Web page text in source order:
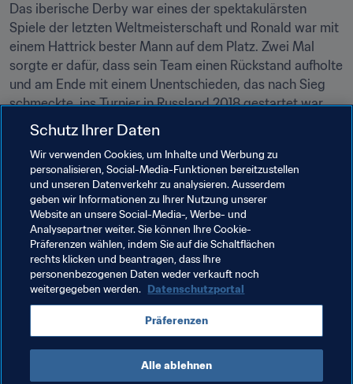
Das iberische Derby war eines der spektakulärsten
Spiele der letzten Weltmeisterschaft und Ronald war mit
einem Hattrick bester Mann auf dem Platz. Zwei Mal
sorgte er dafür, dass sein Team einen Rückstand aufholte
und am Ende mit einem Unentschieden, das nach Sieg
schmeckte, ins Turnier in Russland 2018 gestartet war.
In seiner 14. WM-Partie zeigte er seine bislang
kompletteste Leistung und riss sein Team mit. Zunächst
wurde er im Strafraum gefoult und verwandelte den
Elfmeter selbst, dann nutzte er einen Fehler von David de
Gea zum zweiten Treffer und in der 88. Minute, als die
Spanier schon vom Sieg träumten, setzte er einen
Freistoß genau in den Winkel.
Verwandte Themen
Portugal
Schutz Ihrer Daten
Wir verwenden Cookies, um Inhalte und Werbung zu
personalisieren, Social-Media-Funktionen bereitzustellen
und unseren Datenverkehr zu analysieren. Ausserdem
geben wir Informationen zu Ihrer Nutzung unserer
Website an unsere Social-Media-, Werbe- und
Analysepartner weiter. Sie können Ihre Cookie-
Präferenzen wählen, indem Sie auf die Schaltflächen
rechts klicken und beantragen, dass Ihre
personenbezogenen Daten weder verkauft noch
weitergegeben werden. Datenschutzportal
Präferenzen
Alle ablehnen